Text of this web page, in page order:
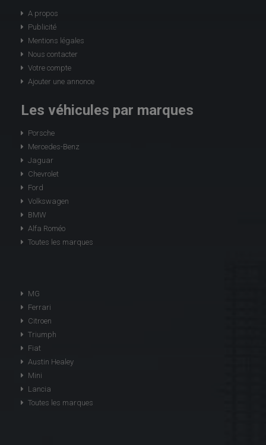
A propos
Publicité
Mentions légales
Nous contacter
Votre compte
Ajouter une annonce
Les véhicules par marques
Porsche
Mercedes-Benz
Jaguar
Chevrolet
Ford
Volkswagen
BMW
Alfa Roméo
Toutes les marques
MG
Ferrari
Citroen
Triumph
Fiat
Austin Healey
Mini
Lancia
Toutes les marques